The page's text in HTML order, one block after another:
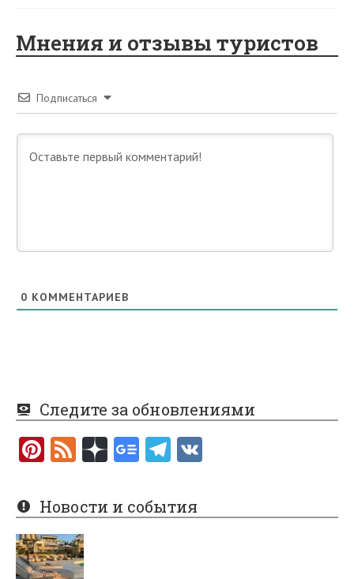
Мнения и отзывы туристов
Подписаться
0 КОММЕНТАРИЕВ
Следите за обновлениями
Pi
er
es
t
F
e
d
Новости и события